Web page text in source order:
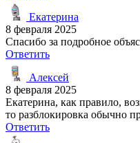
Екатерина
8 февраля 2025
Спасибо за подробное
Ответить
Алексей
8 февраля 2025
Екатерина, как правило,
то разблокировка обычно
Ответить